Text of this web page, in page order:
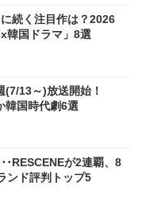
続く注目作は？2026
韓国ドラマ」8選
(7/13～)放送開始！
韓国時代劇6選
･RESCENEが2連覇、8
ンド評判トップ5